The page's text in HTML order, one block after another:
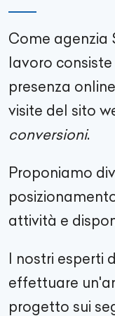
Come agenzia
lavoro
presenza
visite del sito
conversioni.
Proponiamo
attività e
I nostri esperti
effettuare
progetto sui